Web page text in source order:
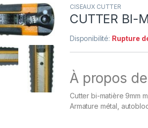
CISEAUX CUTTER
CUTTER BI-
Disponibilité: Rupture
À propos
Cutter bi-matière 9mm
Armature métal,